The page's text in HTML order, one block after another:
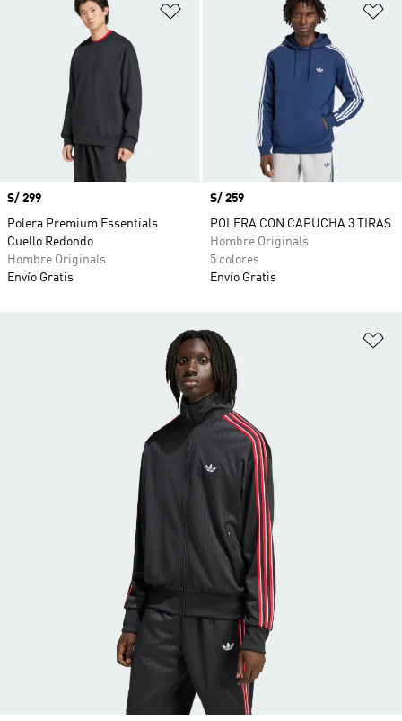
Añadir a la lista de deseos
Precio
S/ 299
Polera Premium Essentials
Cuello Redondo
Hombre Originals
Envío Gratis
Precio
S/ 259
POLERA CON CAPUCHA 3 TIRAS
Hombre Originals
5 colores
Envío Gratis